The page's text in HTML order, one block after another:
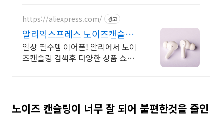
https://aliexpress.com/ 광고
알리익스프레스 노이즈캔슬링
필수템 이어폰 알리에서 쇼핑
일상 필수템 이어폰! 알리에서 노이
즈캔슬링 검색후 다양한 상품 쇼핑
노이즈 캔슬링이 너무 잘 되어 불편한것을 줄인